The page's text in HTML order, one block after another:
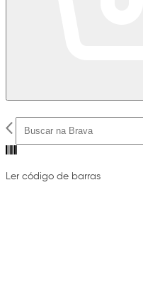
Ler código de barras